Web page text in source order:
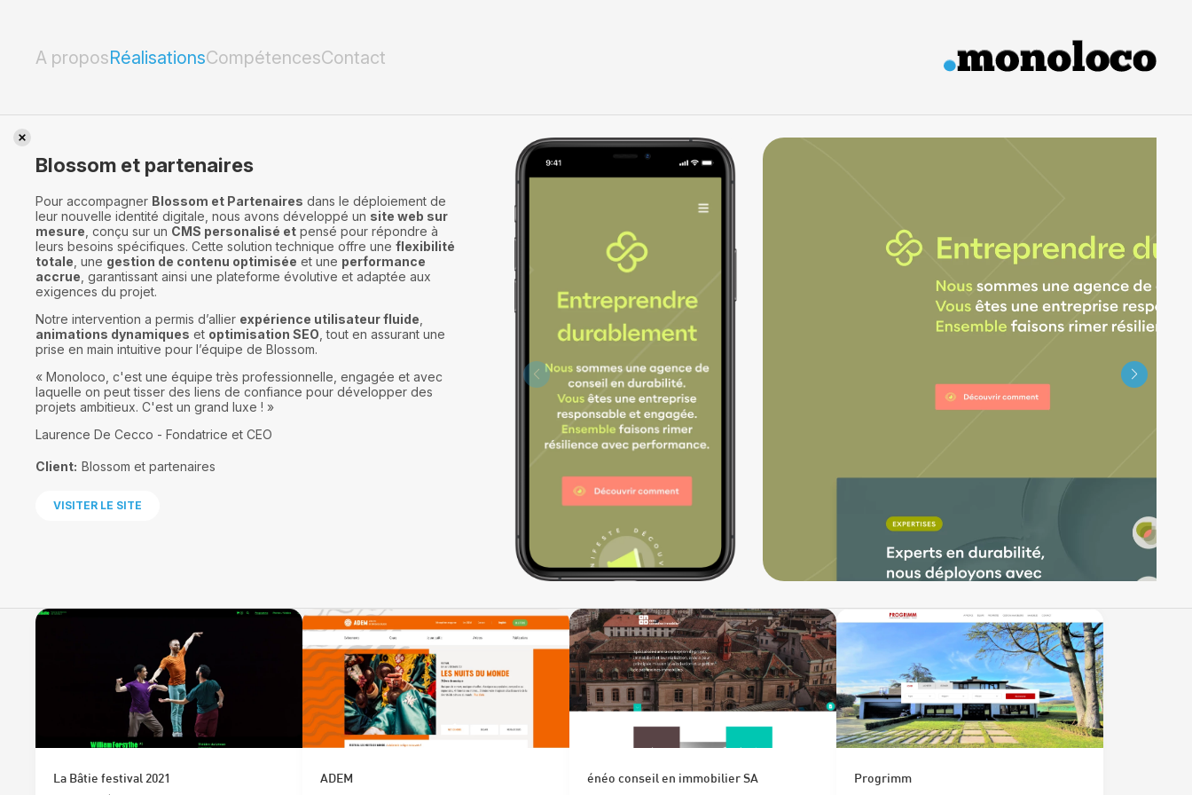
A proposRéalisationsCompétencesContact
Blossom et partenaires
Pour accompagner Blossom et Partenaires dans le déploiement de
leur nouvelle identité digitale, nous avons développé un site web sur
mesure , conçu sur un CMS personalisé et pensé pour répondre à
leurs besoins spécifiques. Cette solution technique offre une flexibilité
totale , une gestion de contenu optimisée et une performance
accrue , garantissant ainsi une plateforme évolutive et adaptée aux
exigences du projet.
Notre intervention a permis d’allier expérience utilisateur fluide
animations dynamiques et optimisation SEO , tout en assurant une
prise en main intuitive pour l’équipe de Blossom.
« Monoloco, c'est une équipe très professionnelle, engagée et avec
laquelle on peut tisser des liens de confiance pour développer des
projets ambitieux. C'est un grand luxe ! »
Laurence De Cecco - Fondatrice et CEO
Client: Blossom et partenaires
VISITER LE SITE
La Bâtie festival 2021 ADEM énéo conseil en immobilier SA Progrimm